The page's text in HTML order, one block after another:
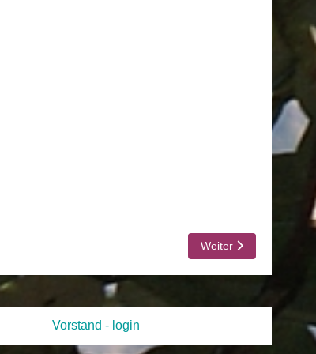
Nächster Beitrag:
Weiter
Vorstand - login